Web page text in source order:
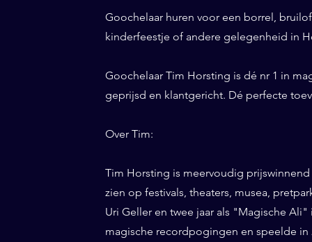
Goochelaar huren voor een borrel,
kinderfeestje of andere gelegenheid in
Goochelaar Tim Horsting is dé nr 1 in
geprijsd en klantgericht. Dé perfecte
Over Tim:
Tim Horsting is meervoudig
zien op festivals, theaters, musea,
Uri Geller en twee jaar als "Magische
magische recordpogingen en speelde in